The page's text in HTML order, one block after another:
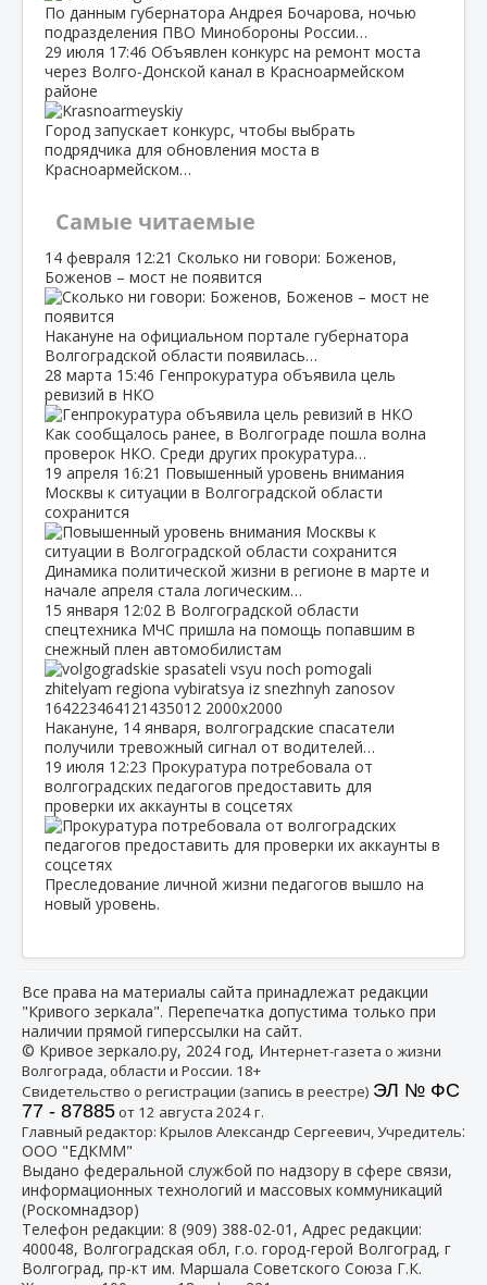
По данным губернатора Андрея Бочарова, ночью
подразделения ПВО Минобороны России…
29 июля 17:46 Объявлен конкурс на ремонт моста
через Волго‑Донской канал в Красноармейском
районе
Город запускает конкурс, чтобы выбрать
подрядчика для обновления моста в
Красноармейском…
Самые читаемые
14 февраля 12:21 Сколько ни говори: Боженов,
Боженов – мост не появится
Накануне на официальном портале губернатора
Волгоградской области появилась…
28 марта 15:46 Генпрокуратура объявила цель
ревизий в НКО
Как сообщалось ранее, в Волгограде пошла волна
проверок НКО. Среди других прокуратура…
19 апреля 16:21 Повышенный уровень внимания
Москвы к ситуации в Волгоградской области
сохранится
Динамика политической жизни в регионе в марте и
начале апреля стала логическим…
15 января 12:02 В Волгоградской области
спецтехника МЧС пришла на помощь попавшим в
снежный плен автомобилистам
Накануне, 14 января, волгоградские спасатели
получили тревожный сигнал от водителей…
19 июля 12:23 Прокуратура потребовала от
волгоградских педагогов предоставить для
проверки их аккаунты в соцсетях
Преследование личной жизни педагогов вышло на
новый уровень.
Все права на материалы сайта принадлежат редакции
"Кривого зеркала". Перепечатка допустима только при
наличии прямой гиперссылки на сайт.
© Кривое зеркало.ру, 2024 год, Интернет-газета о жизни
Волгограда, области и России. 18+
Свидетельство о регистрации (запись в реестре) ЭЛ № ФС
77 - 87885от 12 августа 2024 г.
Главный редактор: Крылов Александр Сергеевич, Учредитель:
ООО "ЕДКММ"
Выдано федеральной службой по надзору в сфере связи,
информационных технологий и массовых коммуникаций
(Роскомнадзор)
Телефон редакции: 8 (909) 388-02-01 , Адрес редакции:
400048, Волгоградская обл, г.о. город-герой Волгоград, г
Волгоград, пр-кт им. Маршала Советского Союза Г.К.